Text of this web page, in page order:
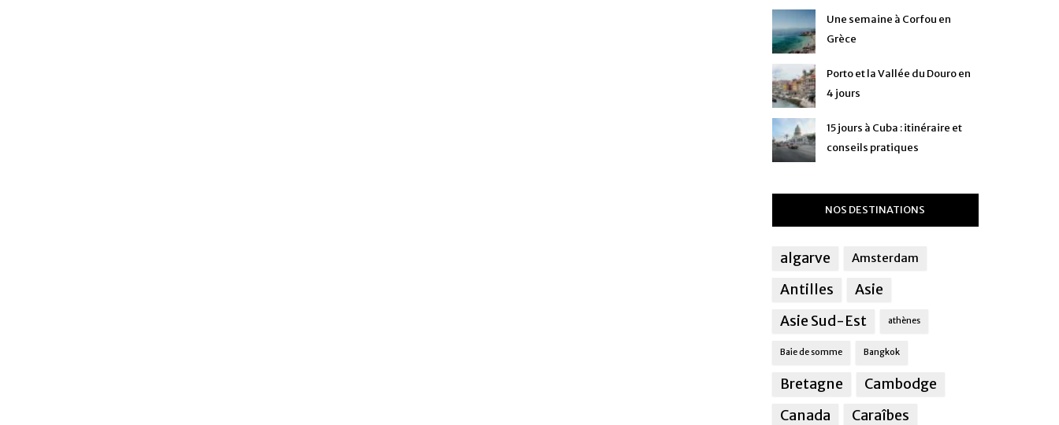
Une semaine à Corfou en
Grèce
Porto et la Vallée du Douro en
4 jours
15 jours à Cuba : itinéraire et
conseils pratiques
NOS DESTINATIONS
algarve Amsterdam
Antilles
Asie
Asie Sud-Est
athènes
Baie de somme Bangkok
Bretagne
Cambodge
Canada
Caraîbes